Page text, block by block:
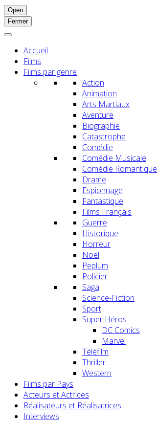
Open
Fermer
Accueil
Films
Films par genre
Action
Animation
Arts Martiaux
Aventure
Biographie
Catastrophe
Comédie
Comédie Musicale
Comédie Romantique
Drame
Espionnage
Fantastique
Films Français
Guerre
Historique
Horreur
Noël
Peplum
Policier
Saga
Science-Fiction
Sport
Super Héros
DC Comics
Marvel
Téléfilm
Thriller
Western
Films par Pays
Acteurs et Actrices
Réalisateurs et Réalisatrices
Interviews